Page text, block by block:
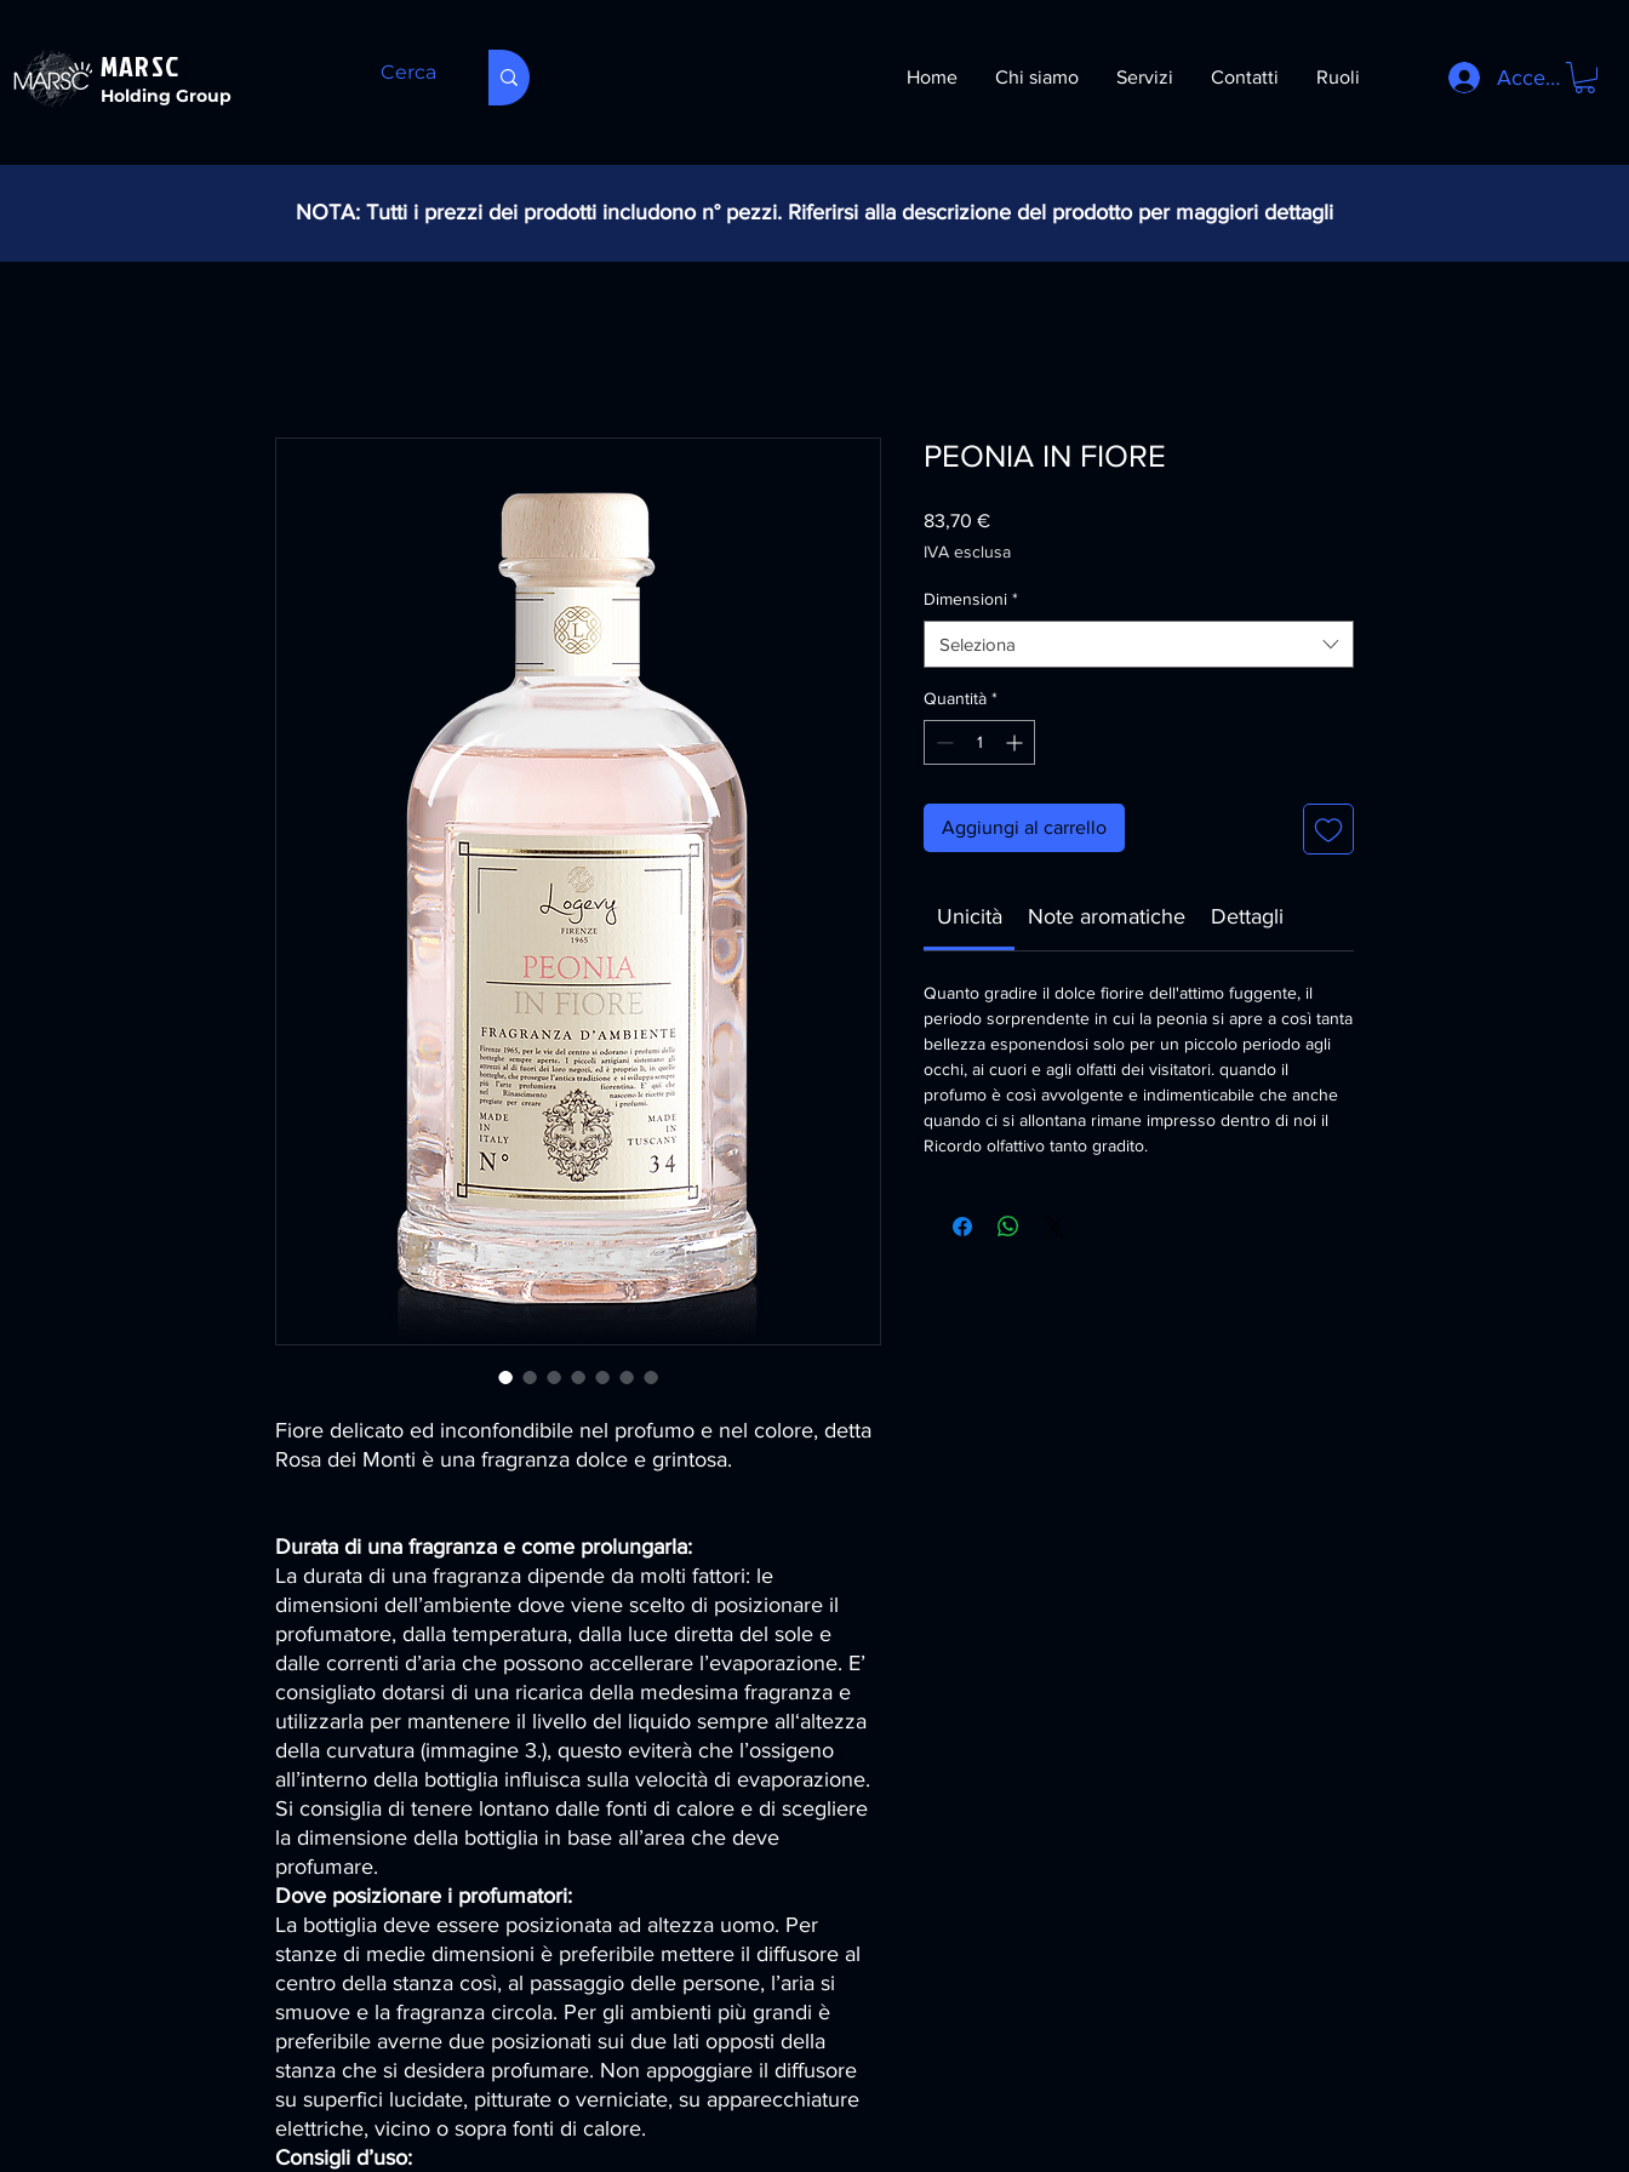
MARSC
Holding Group
Home Chi siamo Servizi Contatti Ruoli Accedi
NOTA: Tutti i prezzi dei prodotti includono n° pezzi. Riferirsi alla descrizione del prodotto per maggiori dettagli
Fiore delicato ed inconfondibile nel profumo e nel colore, detta
Rosa dei Monti è una fragranza dolce e grintosa.
Durata di una fragranza e come prolungarla:
La durata di una fragranza dipende da molti fattori: le
dimensioni dell’ambiente dove viene scelto di posizionare il
profumatore, dalla temperatura, dalla luce diretta del sole e
dalle correnti d’aria che possono accellerare l’evaporazione. E’
consigliato dotarsi di una ricarica della medesima fragranza e
utilizzarla per mantenere il livello del liquido sempre all‘altezza
della curvatura (immagine 3.), questo eviterà che l’ossigeno
all’interno della bottiglia influisca sulla velocità di evaporazione.
Si consiglia di tenere lontano dalle fonti di calore e di scegliere
la dimensione della bottiglia in base all’area che deve
profumare.
Dove posizionare i profumatori:
La bottiglia deve essere posizionata ad altezza uomo. Per
stanze di medie dimensioni è preferibile mettere il diffusore al
centro della stanza così, al passaggio delle persone, l’aria si
smuove e la fragranza circola. Per gli ambienti più grandi è
preferibile averne due posizionati sui due lati opposti della
stanza che si desidera profumare. Non appoggiare il diffusore
su superfici lucidate, pitturate o verniciate, su apparecchiature
elettriche, vicino o sopra fonti di calore.
Consigli d’uso:
PEONIA IN FIORE
83,70 €Prezzo
IVA esclusa
Dimensioni *
Seleziona
Quantità *
Aggiungi al carrello
Unicità Note aromatiche Dettagli
Quanto gradire il dolce fiorire dell'attimo fuggente, il
periodo sorprendente in cui la peonia si apre a così tanta
bellezza esponendosi solo per un piccolo periodo agli
occhi, ai cuori e agli olfatti dei visitatori. quando il
profumo è così avvolgente e indimenticabile che anche
quando ci si allontana rimane impresso dentro di noi il
Ricordo olfattivo tanto gradito.